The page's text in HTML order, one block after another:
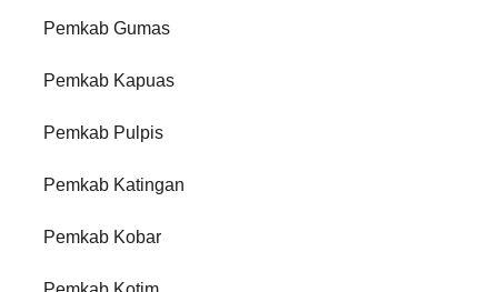
Pemkab Gumas
Pemkab Kapuas
Pemkab Pulpis
Pemkab Katingan
Pemkab Kobar